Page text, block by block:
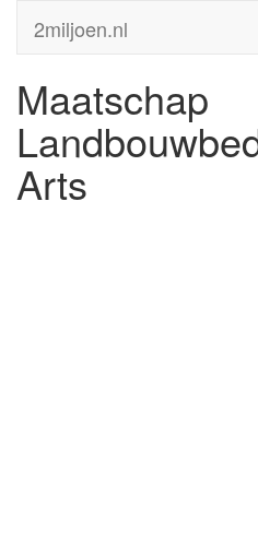
2miljoen.nl
Maatschap
Arts